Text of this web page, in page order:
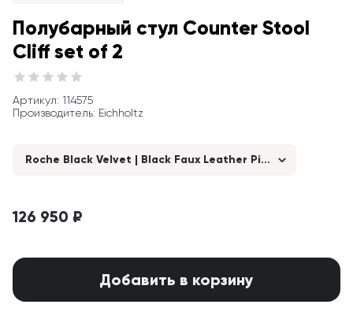
Полубарный стул Counter Stool
Cliff set of 2
Артикул: 114575
Производитель: Eichholtz
Roche Black Velvet | Black Faux Leather Piping
126 950 ₽
Добавить в корзину